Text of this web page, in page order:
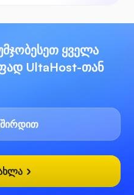
ყველა
UltaHost-თან